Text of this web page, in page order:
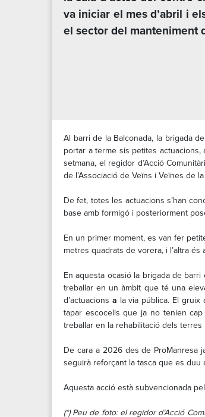
va iniciar el mes d’abril i
el sector del manteniment
Al barri de la Balconada, la brigada
portar a terme sis petites
setmana, el regidor d’Acció
de l’Associació de Veïns i Veïnes de
De fet, totes les actuacions s’han
base amb formigó i posteriorment
En un primer moment, es van fer
metres quadrats de vorera, i l’altra
En aquesta ocasió la brigada de
treballar en un àmbit que té una
d’actuacions a la via pública. El
tapar escocells que ja no tenien
treballar en la rehabilitació dels terres
De cara a 2026 des de ProManresa
seguirà reforçant la tasca que es duu
Aquesta acció està subvencionada
(*) Peu de foto: el regidor d’Acció